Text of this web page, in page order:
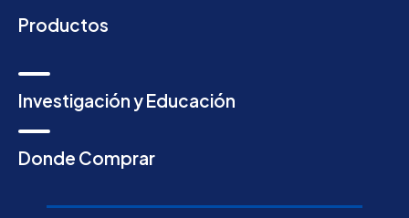
Productos
Investigación y Educación
Donde Comprar